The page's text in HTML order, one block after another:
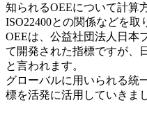
知られるOEEについて計算
ISO22400との関係などを取
OEEは、公益社団法人日本
て開発された指標ですが、
と言われます。
グローバルに用いられる統
標を活発に活用していきま